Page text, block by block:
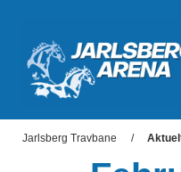
Jarlsberg Travbane